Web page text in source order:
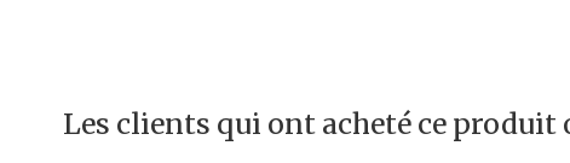
Les clients qui ont acheté ce produit